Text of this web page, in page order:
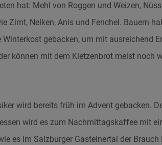
hat: Mehl von Roggen und Weizen,
Zimt, Nelken, Anis und Fenchel. Bauern
gebacken, um mit ausreichend
können mit dem Kletzenbrot meist noch
wird bereits früh im Advent gebacken.
wird es zum Nachmittagskaffee mit
es im Salzburger Gasteinertal der Brauch